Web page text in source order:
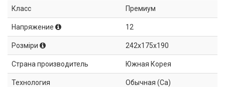
Класс Премиум
Напряжение 12
Розміри 242x175x190
Страна производитель Южная Корея
Технология Обычная (Ca)